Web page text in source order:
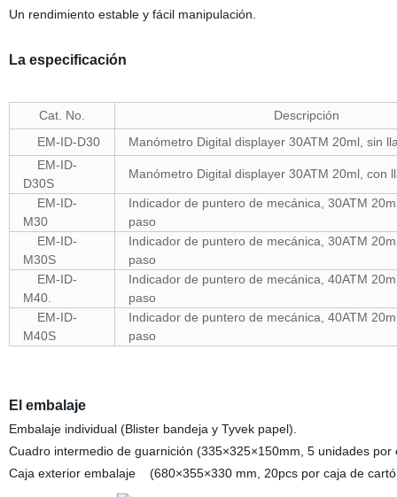
Un rendimiento estable y fácil manipulación.
La especificación
Cat. No.
Descripción
EM-ID-D30
Manómetro Digital displayer 30ATM 20ml, sin
EM-ID-
D30S
Manómetro Digital displayer 30ATM 20ml, con
EM-ID-
M30
Indicador de puntero de mecánica, 30ATM
paso
EM-ID-
M30S
Indicador de puntero de mecánica, 30ATM
paso
EM-ID-
M40.
Indicador de puntero de mecánica, 40ATM
paso
EM-ID-
M40S
Indicador de puntero de mecánica, 40ATM
paso
El embalaje
Embalaje individual (Blister bandeja y Tyvek papel).
Cuadro intermedio de guarnición (335×325×150mm, 5 unidades por
Caja exterior embalaje (680×355×330 mm, 20pcs por caja de